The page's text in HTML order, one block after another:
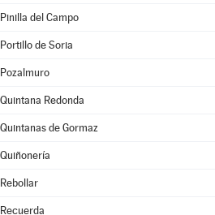
Pinilla del Campo
Portillo de Soria
Pozalmuro
Quintana Redonda
Quintanas de Gormaz
Quiñonería
Rebollar
Recuerda